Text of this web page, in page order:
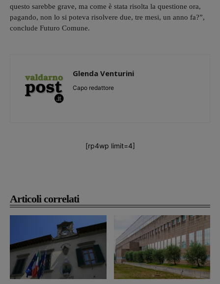
Articoli correlati
questo sarebbe grave, ma come è stata risolta la questione ora,
pagando, non lo si poteva risolvere due, tre mesi, un anno fa?”,
conclude Futuro Comune.
Glenda Venturini
Capo redattore
[rp4wp limit=4]